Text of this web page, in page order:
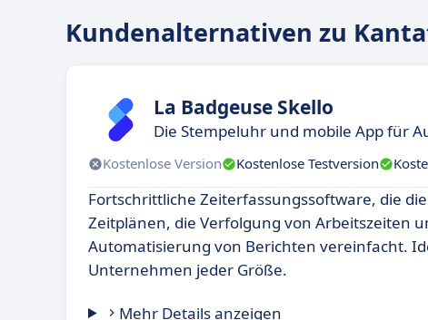
Kundenalternativen zu
La Badgeuse Skello
Die Stempeluhr und mobile App für
Kostenlose Version Kostenlose Testversion
Fortschrittliche Zeiterfassungssoftware, die
Zeitplänen, die Verfolgung von Arbeitszeiten
Automatisierung von Berichten vereinfacht.
Unternehmen jeder Größe.
Mehr Details anzeigen